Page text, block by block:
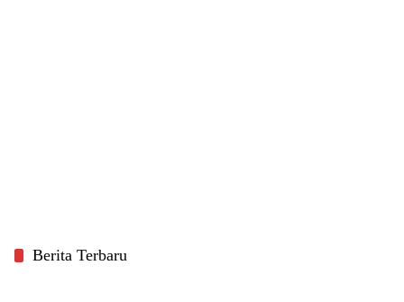
Berita Terbaru